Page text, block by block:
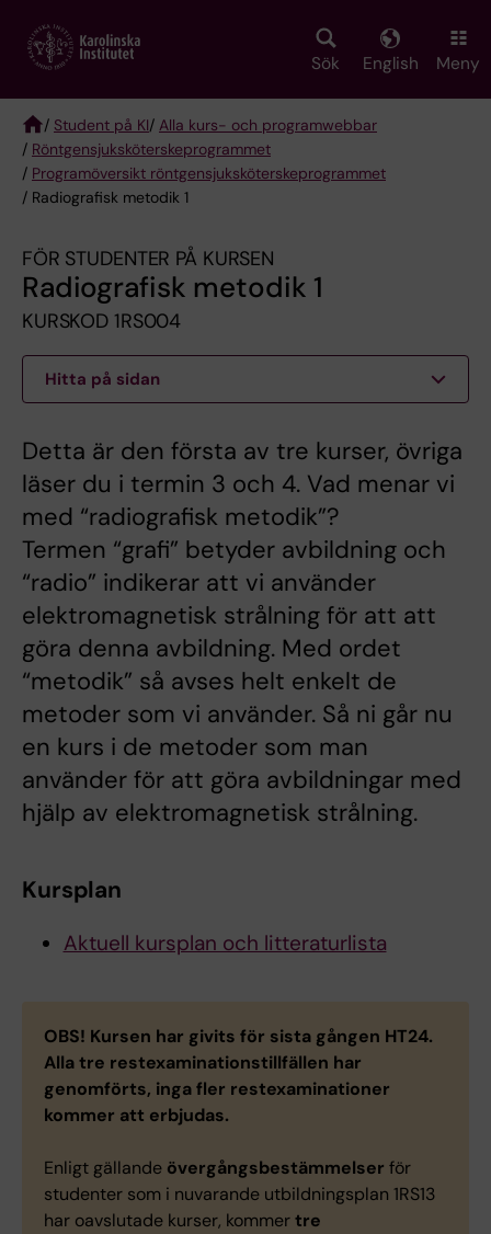
main
Sök English Meny
Breadcrumb
/ Student på KI/ Alla kurs- och programwebbar
/ Röntgen­sjuk­sköterske­programmet
/ Programöversikt röntgensjuksköterskeprogrammet
/ Radiografisk metodik 1
FÖR STUDENTER PÅ KURSEN
Radiografisk metodik 1
KURSKOD 1RS004
Hitta på sidan
Detta är den första av tre kurser, övriga
läser du i termin 3 och 4. Vad menar vi
med “radiografisk metodik”?
Termen “grafi” betyder avbildning och
“radio” indikerar att vi använder
elektromagnetisk strålning för att att
göra denna avbildning. Med ordet
“metodik” så avses helt enkelt de
metoder som vi använder. Så ni går nu
en kurs i de metoder som man
använder för att göra avbildningar med
hjälp av elektromagnetisk strålning.
Kursplan
Aktuell kursplan och litteraturlista
OBS! Kursen har givits för sista gången HT24.
Alla tre restexaminationstillfällen har
genomförts, inga fler restexaminationer
kommer att erbjudas.
Enligt gällande övergångsbestämmelser för
studenter som i nuvarande utbildningsplan 1RS13
har oavslutade kurser, kommertre